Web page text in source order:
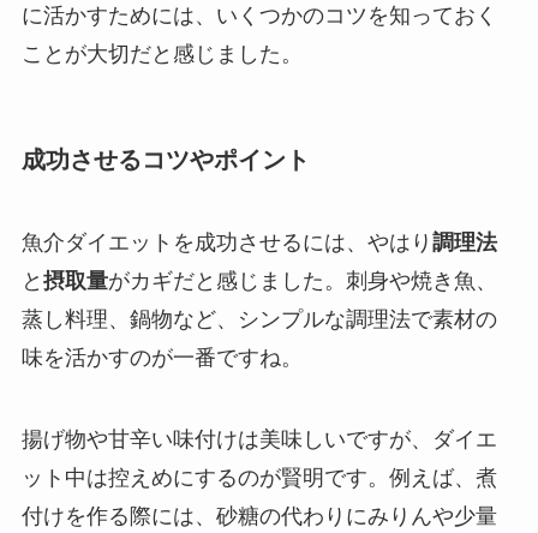
に活かすためには、いくつかのコツを知っておく
ことが大切だと感じました。
成功させるコツやポイント
魚介ダイエットを成功させるには、やはり 調理法
と 摂取量がカギだと感じました。刺身や焼き魚、
蒸し料理、鍋物など、シンプルな調理法で素材の
味を活かすのが一番ですね。
揚げ物や甘辛い味付けは美味しいですが、ダイエ
ット中は控えめにするのが賢明です。例えば、煮
付けを作る際には、砂糖の代わりにみりんや少量